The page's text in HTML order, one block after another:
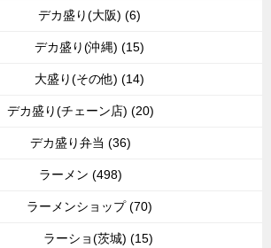
デカ盛り(大阪) (6)
デカ盛り(沖縄) (15)
大盛り(その他) (14)
デカ盛り(チェーン店) (20)
デカ盛り弁当 (36)
ラーメン (498)
ラーメンショップ (70)
ラーショ(茨城) (15)